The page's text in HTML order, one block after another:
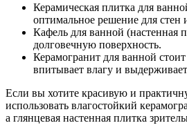
Керамическая плитка для
оптимальное решение для стен
Кафель для ванной (настенная
долговечную поверхность.
Керамогранит для ванной
впитывает влагу и
Если вы хотите красивую и
использовать влагостойкий
а глянцевая настенная плитка